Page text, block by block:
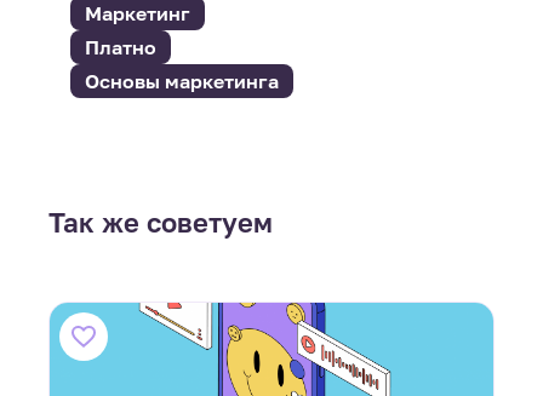
Маркетинг
Платно
Основы маркетинга
Так же советуем